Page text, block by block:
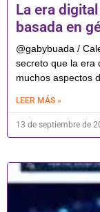
La era
basada en
@gabybuada /
secreto que la era
muchos aspectos
LEER MÁS »
13 de septiembre de